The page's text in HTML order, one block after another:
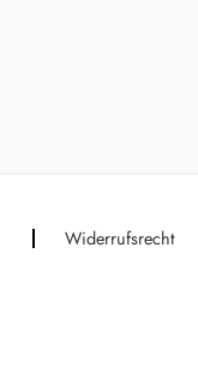
Widerrufsrecht